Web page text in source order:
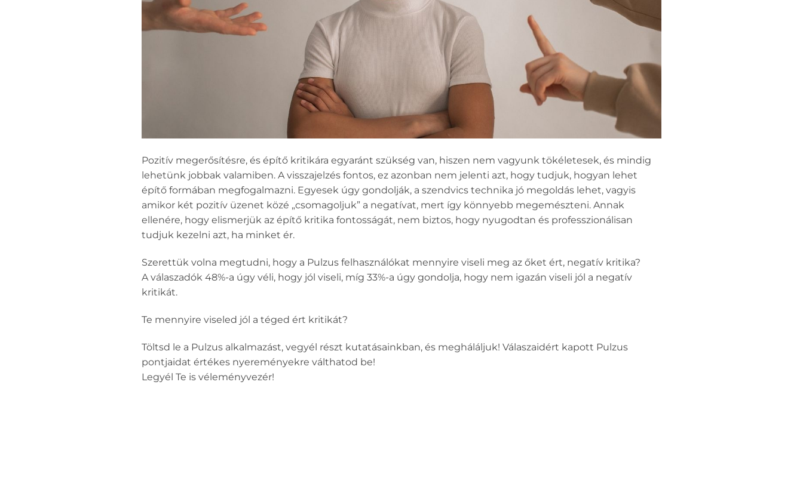
Pozitív megerősítésre, és építő kritikára egyaránt szükség van, hiszen nem vagyunk tökéletesek, és mindig
lehetünk jobbak valamiben. A visszajelzés fontos, ez azonban nem jelenti azt, hogy tudjuk, hogyan lehet
építő formában megfogalmazni. Egyesek úgy gondolják, a szendvics technika jó megoldás lehet, vagyis
amikor két pozitív üzenet közé „csomagoljuk” a negatívat, mert így könnyebb megemészteni. Annak
ellenére, hogy elismerjük az építő kritika fontosságát, nem biztos, hogy nyugodtan és professzionálisan
tudjuk kezelni azt, ha minket ér.
Szerettük volna megtudni, hogy a Pulzus felhasználókat mennyire viseli meg az őket ért, negatív kritika?
A válaszadók 48%-a úgy véli, hogy jól viseli, míg 33%-a úgy gondolja, hogy nem igazán viseli jól a negatív
kritikát.
Te mennyire viseled jól a téged ért kritikát?
Töltsd le a Pulzus alkalmazást, vegyél részt kutatásainkban, és megháláljuk! Válaszaidért kapott Pulzus
pontjaidat értékes nyereményekre válthatod be!
Legyél Te is véleményvezér!